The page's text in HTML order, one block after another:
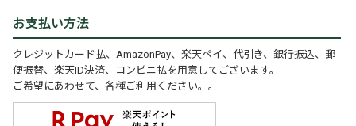
お支払い方法
クレジットカード払、AmazonPay、楽天ペイ、代引き、銀行振込、郵
便振替、楽天ID決済、コンビニ払を用意してございます。
ご希望にあわせて、各種ご利用ください。。